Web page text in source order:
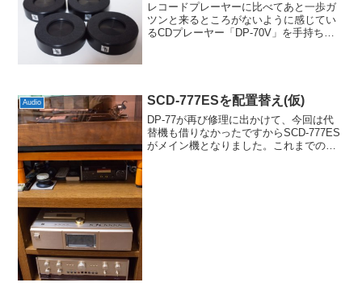
レコードプレーヤーに比べてあと一歩ガ
ツンと来るところがないように感じてい
るCDプレーヤー「DP-70V」を手持ちの
Audio SCD-777ESを配置替え(仮)
DP-77が再び修理に出かけて、今回は代
替機も借りなかったですからSCD-777ES
がメイン機となりました。これまでの配